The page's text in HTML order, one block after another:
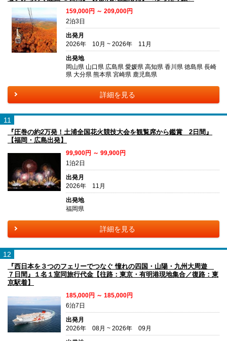
159,000円 ～ 209,000円
2泊3日
出発月
2026年 10月 ~ 2026年 11月
出発地
岡山県 山口県 広島県 愛媛県 高知県 香川県 徳島県 長崎
県 大分県 熊本県 宮崎県 鹿児島県
詳細を見る
11
『圧巻の約2万発！土浦全国花火競技大会を観覧席から鑑賞 2日間』
【福岡・広島出発】
99,900円 ～ 99,900円
1泊2日
出発月
2026年 11月
出発地
福岡県
詳細を見る
12
『西日本を３つのフェリーでつなぐ 憧れの四国・山陽・九州大周遊
７日間』１名１室同旅行代金【往路：東京・有明港現地集合／復路：東
京駅着】
185,000円 ～ 185,000円
6泊7日
出発月
2026年 08月 ~ 2026年 09月